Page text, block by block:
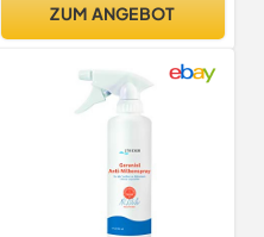
Hausstaubmilben-Allergie I
ZUM ANGEBOT